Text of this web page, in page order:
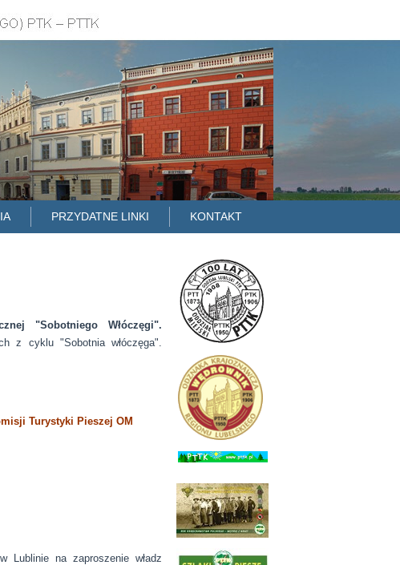
PRZYDATNE LINKI KONTAKT
"Sobotniego Włóczęgi".
z cyklu "Sobotnia włóczęga".
Turystyki Pieszej OM
Lublinie na zaproszenie władz